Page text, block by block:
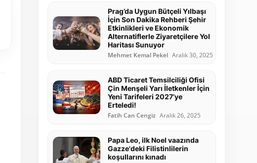
Prag’da Uygun Bütçeli Yılbaşı
İçin Son Dakika Rehberi Şehir
Etkinlikleri ve Ekonomik
Alternatiflerle Ziyaretçilere Yol
Haritası Sunuyor
Mehmet Kemal Pekel Aralık 30, 2025
ABD Ticaret Temsilciliği Ofisi
Çin Menşeli Yarı İletkenler İçin
Yeni Tarifeleri 2027’ye
Erteledi!
Fatih Can Cengiz Aralık 26, 2025
Papa Leo, ilk Noel vaazında
Gazze'deki Filistinlilerin
koşullarını kınadı